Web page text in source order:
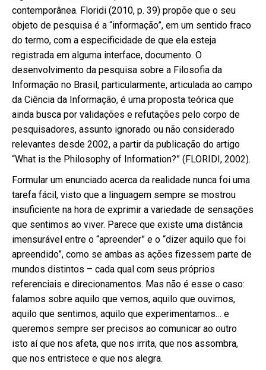
contemporânea. Floridi (2010, p. 39) propõe que o seu
objeto de pesquisa é a “informação”, em um sentido fraco
do termo, com a especificidade de que ela esteja
registrada em alguma interface, documento. O
desenvolvimento da pesquisa sobre a Filosofia da
Informação no Brasil, particularmente, articulada ao campo
da Ciência da Informação, é uma proposta teórica que
ainda busca por validações e refutações pelo corpo de
pesquisadores, assunto ignorado ou não considerado
relevantes desde 2002, a partir da publicação do artigo
“What is the Philosophy of Information?” (FLORIDI, 2002).
Formular um enunciado acerca da realidade nunca foi uma
tarefa fácil, visto que a linguagem sempre se mostrou
insuficiente na hora de exprimir a variedade de sensações
que sentimos ao viver. Parece que existe uma distância
imensurável entre o “apreender” e o “dizer aquilo que foi
apreendido”, como se ambas as ações fizessem parte de
mundos distintos – cada qual com seus próprios
referenciais e direcionamentos. Mas não é esse o caso:
falamos sobre aquilo que vemos, aquilo que ouvimos,
aquilo que sentimos, aquilo que experimentamos… e
queremos sempre ser precisos ao comunicar ao outro
isto aí que nos afeta, que nos irrita, que nos assombra,
que nos entristece e que nos alegra.